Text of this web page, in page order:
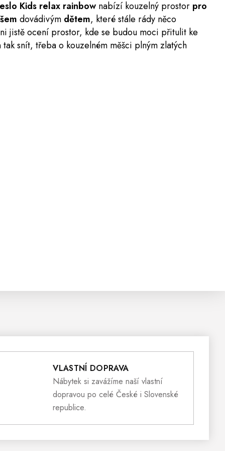
Kids relax rainbownabízí kouzelný prostor pro
dovádivým dětem, které stále rády něco
jistě ocení prostor, kde se budou moci přitulit ke
snít, třeba o kouzelném měšci plným zlatých
VLASTNÍ DOPRAVA
Nábytek si zavážíme naší vlastní
dopravou po celé České i Slovenské
republice.